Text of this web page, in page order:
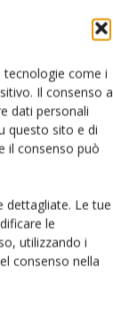
tecnologie come i
Il consenso a
dati personali
questo sito e di
il consenso può
dettagliate. Le tue
le
utilizzando i
consenso nella